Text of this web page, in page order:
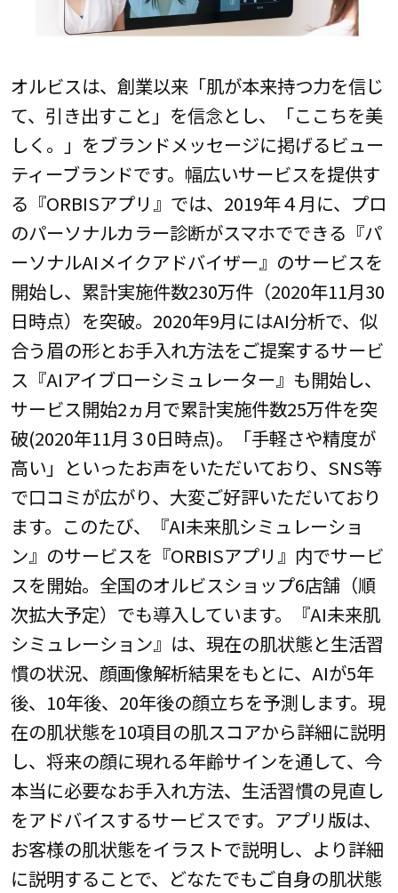
オルビスは、創業以来「肌が本来持つ力を信じ
て、引き出すこと」を信念とし、「ここちを美
しく。」をブランドメッセージに掲げるビュー
ティーブランドです。幅広いサービスを提供す
る『ORBISアプリ』では、2019年４月に、プロ
のパーソナルカラー診断がスマホでできる『パ
ーソナルAIメイクアドバイザー』のサービスを
開始し、累計実施件数230万件（2020年11月30
日時点）を突破。2020年9月にはAI分析で、似
合う眉の形とお手入れ方法をご提案するサービ
ス『AIアイブローシミュレーター』も開始し、
サービス開始2ヵ月で累計実施件数25万件を突
破(2020年11月３0日時点)。「手軽さや精度が
高い」といったお声をいただいており、SNS等
で口コミが広がり、大変ご好評いただいており
ます。このたび、『AI未来肌シミュレーショ
ン』のサービスを『ORBISアプリ』内でサービ
スを開始。全国のオルビスショップ6店舗（順
次拡大予定）でも導入しています。『AI未来肌
シミュレーション』は、現在の肌状態と生活習
慣の状況、顔画像解析結果をもとに、AIが5年
後、10年後、20年後の顔立ちを予測します。現
在の肌状態を10項目の肌スコアから詳細に説明
し、将来の顔に現れる年齢サインを通して、今
本当に必要なお手入れ方法、生活習慣の見直し
をアドバイスするサービスです。アプリ版は、
お客様の肌状態をイラストで説明し、より詳細
に説明することで、どなたでもご自身の肌状態